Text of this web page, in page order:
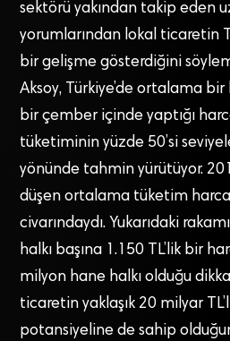
sektörü yakından takip eden
yorumlarından lokal ticaretin
bir gelişme gösterdiğini
Aksoy, Türkiye’de ortalama bir
bir çember içinde yaptığı
tüketiminin yüzde 50’si
yönünde tahmin yürütüyor.
düşen ortalama tüketim
civarındaydı. Yukarıdaki
halkı başına 1.150 TL’lik bir
milyon hane halkı olduğu
ticaretin yaklaşık 20 milyar
potansiyeline de sahip